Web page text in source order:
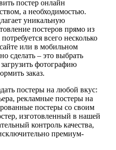
постер онлайн
а необходимостью.
уникальную
постеров прямо из
всего несколько
или в мобильном
сделать – это выбрать
фотографию
заказ.
постеры на любой вкус:
рекламные постеры на
постеры со своим
изготовленный в нашей
контроль качества,
премиум-